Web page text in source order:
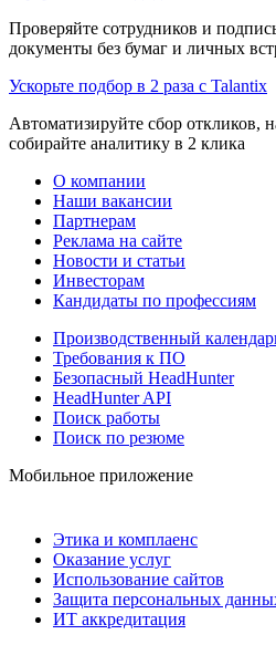
Проверяйте сотрудников и
документы без бумаг и личных
Ускорьте подбор в 2 раза с Talantix
Автоматизируйте сбор откликов,
собирайте аналитику в 2 клика
О компании
Наши вакансии
Партнерам
Реклама на сайте
Новости и статьи
Инвесторам
Кандидаты по профессиям
Производственный
Требования к ПО
Безопасный HeadHunter
HeadHunter API
Поиск работы
Поиск по резюме
Мобильное приложение
Этика и комплаенс
Оказание услуг
Использование сайтов
Защита персональных
ИТ аккредитация